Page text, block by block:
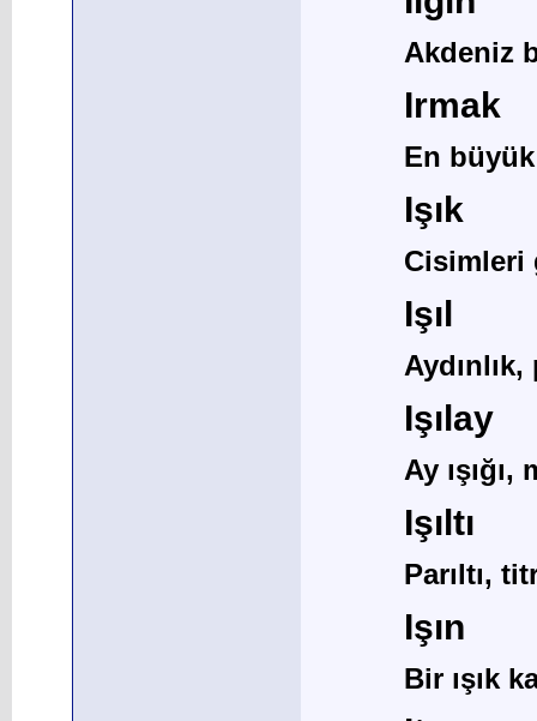
Akdeniz
Irmak
En
Işık
Cisimleri
Işıl
Aydınlık,
Işılay
Ay ışığı,
Işıltı
Parıltı,
Işın
Bir ışık